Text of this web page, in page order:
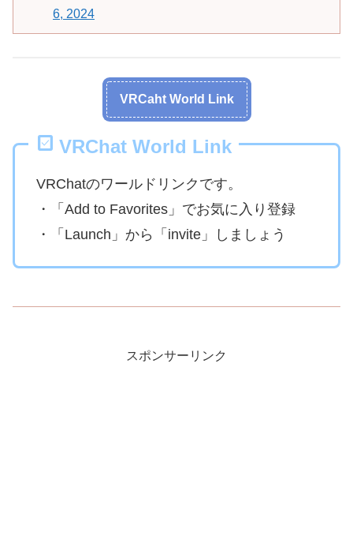
6, 2024
VRCaht World Link
VRChat World Link
VRChatのワールドリンクです。
・「Add to Favorites」でお気に入り登録
・「Launch」から「invite」しましょう
スポンサーリンク